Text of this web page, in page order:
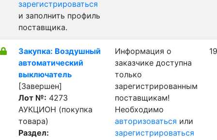
зарегистрироваться
и заполнить профиль
поставщика.
Закупка: Воздушный
автоматический
выключатель
[Завершен]
Лот №: 4273
АУКЦИОН (покупка
товара)
Раздел:
Информация о
заказчике доступна
только
зарегистрированным
поставщикам!
Необходимо
авторизоваться или
зарегистрироваться